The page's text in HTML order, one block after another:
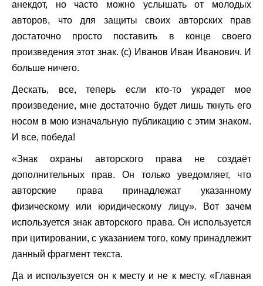
анекдот, но часто можно услышать от молодых
авторов, что для защиты своих авторских прав
достаточно просто поставить в конце своего
произведения этот знак. (с) Иванов Иван Иванович. И
больше ничего.
Дескать, все, теперь если кто-то украдет мое
произведение, мне достаточно будет лишь ткнуть его
носом в мою изначальную публикацию с этим знаком.
И все, победа!
«Знак охраны авторского права не создаёт
дополнительных прав. Он только уведомляет, что
авторские права принадлежат указанному
физическому или юридическому лицу». Вот зачем
используется знак авторского права. Он используется
при цитировании, с указанием того, кому принадлежит
данный фрагмент текста.
Да и используется он к месту и не к месту. «Главная